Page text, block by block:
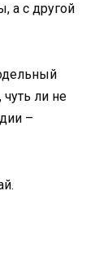
а с другой
ли не
–